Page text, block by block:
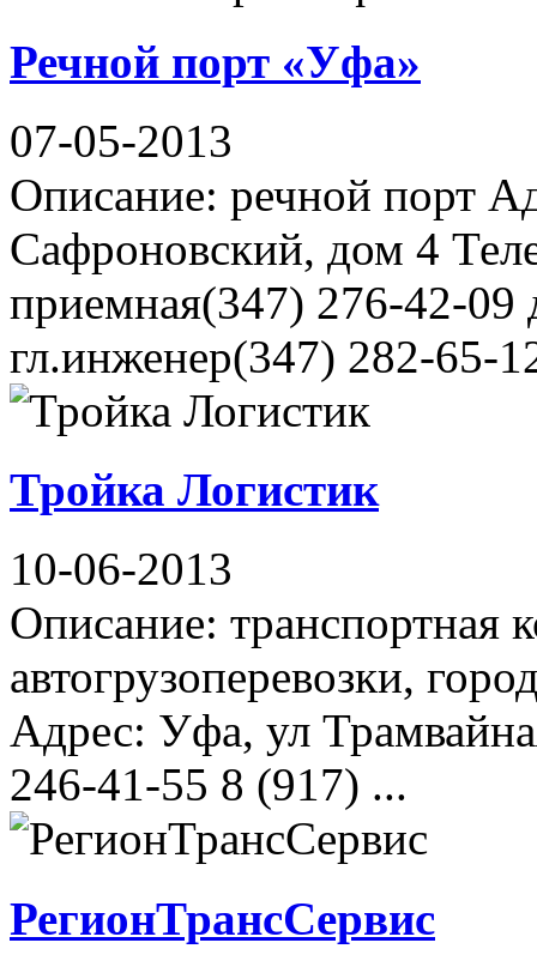
Речной порт «Уфа»
07-05-2013
Описание: речной порт
Сафроновский, дом 4
приемная(347) 276-42-09
гл.инженер(347) 282-65-
Тройка Логистик
10-06-2013
Описание: транспортная
автогрузоперевозки,
Адрес: Уфа, ул
246-41-55 8 (917) ...
РегионТрансСервис